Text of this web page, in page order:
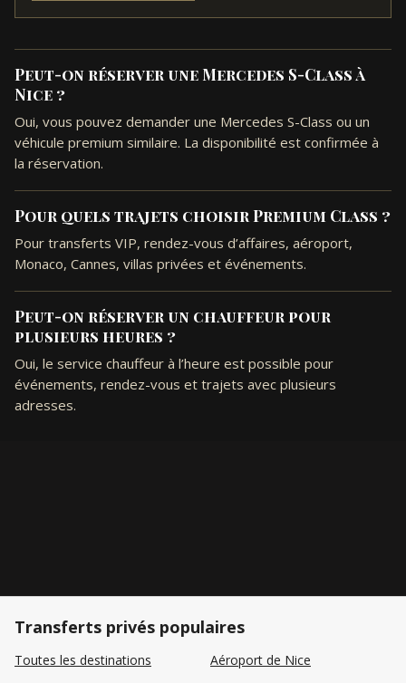
Peut-on réserver une Mercedes S-Class à
Nice ?
Oui, vous pouvez demander une Mercedes S-Class ou un
véhicule premium similaire. La disponibilité est confirmée à
la réservation.
Pour quels trajets choisir Premium Class ?
Pour transferts VIP, rendez-vous d’affaires, aéroport,
Monaco, Cannes, villas privées et événements.
Peut-on réserver un chauffeur pour
plusieurs heures ?
Oui, le service chauffeur à l’heure est possible pour
événements, rendez-vous et trajets avec plusieurs
adresses.
Transferts privés populaires
Toutes les destinations
Aéroport de Nice